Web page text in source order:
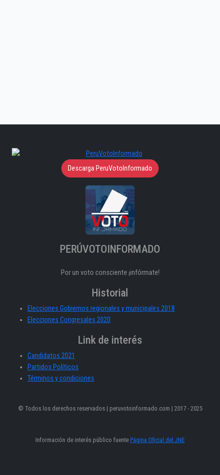
Descarga PeruVotoInformado
PERÚVOTOINFORMADO
Por un voto consciente ¡infórmate!
Historial
Elecciones Gobiernos regionales y municipales 2018
Elecciones Congresales 2020
Link de interés
Candidatos 2021
Partidos Políticos
Términos y condiciones
© Todos los derechos reservados | peruvotoinformado.com | 2017 - 2025
Información de interés público fuente Página Oficial del JNE